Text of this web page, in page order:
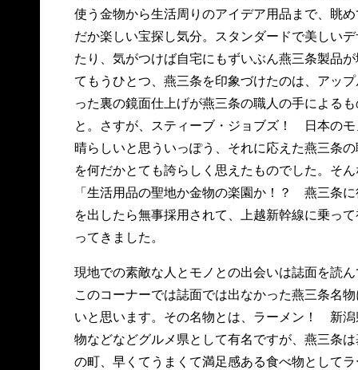
使う金物から生活周りのアイデア用品まで、眺
だか楽しい宝探し気分。スタンダードで美しい
たり、気がつけば自宅にもずいぶん燕三条製品
てもうひとつ、燕三条を印象づけたのは、アッ
った裏の鏡面仕上げが燕三条の職人の手による
と。さすが、スティーブ・ジョブズ！ 日本のモ
晴らしいと思ういっぽう、それに応えた燕三条
を何だかとても誇らしく思えたものでした。そん
「生活用品の聖地か金物の楽園か！？ 燕三条
を出したら無事採用されて、上越新幹線に乗っ
ってきました。
現地での素敵な人とモノとの出会いは誌面を読ん
このコーナーでは誌面では出なかった燕三条名
いと思います。その名物とは、ラーメン！ 新潟
物などなどグルメ県として有名ですが、燕三条
の町、早くてうまくて満足感ある食べ物として